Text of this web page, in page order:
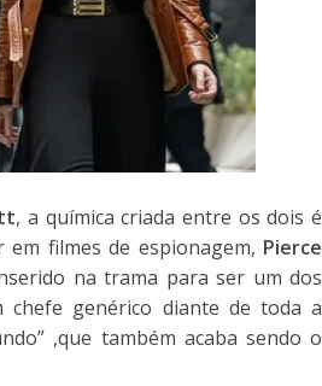
, a química criada entre os dois é
em filmes de espionagem, Pierce
na trama para ser um dos
chefe genérico diante de toda a
,que também acaba sendo o